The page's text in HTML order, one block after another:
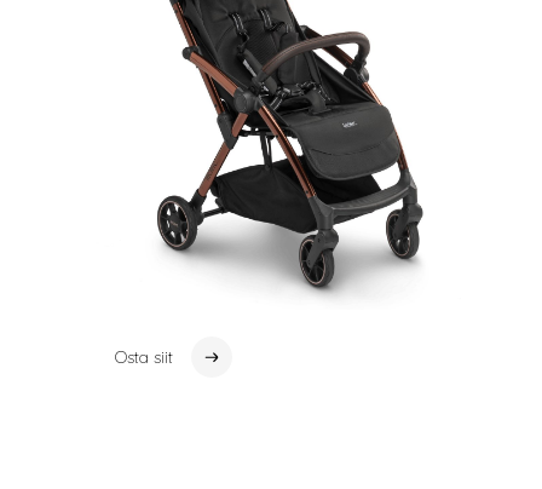
Osta siit